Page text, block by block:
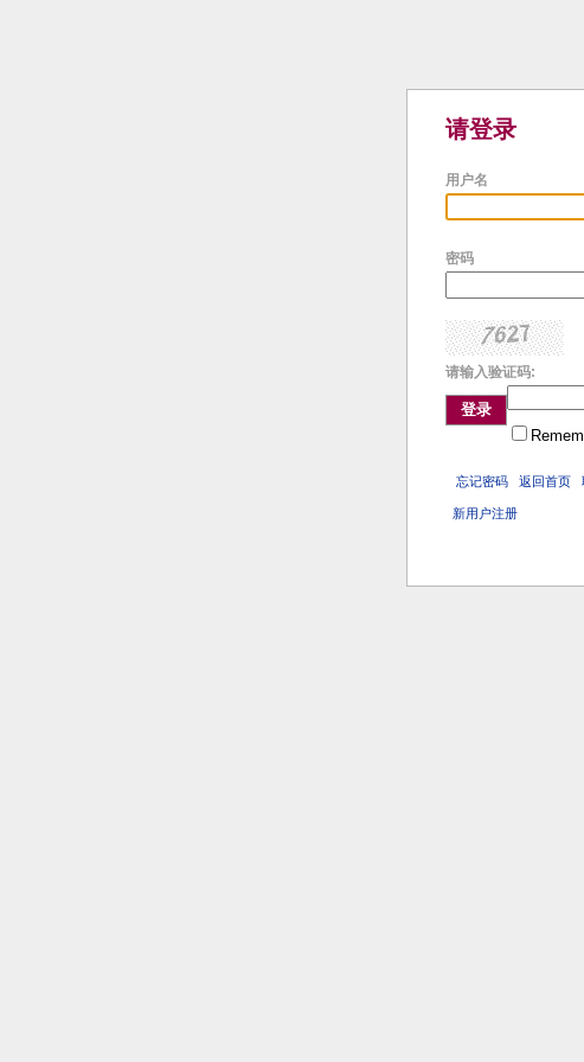
请登录
用户名
密码
请输入验证码:
登录
忘记密码 返回首页
新用户注册